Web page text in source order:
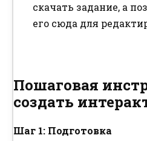
скачать задание, а
его сюда для
Пошаговая
создать
Шаг 1: Подготовка